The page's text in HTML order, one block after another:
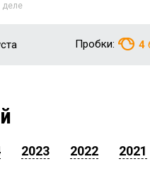
деле
Пробки: 4
2023 2022 2021